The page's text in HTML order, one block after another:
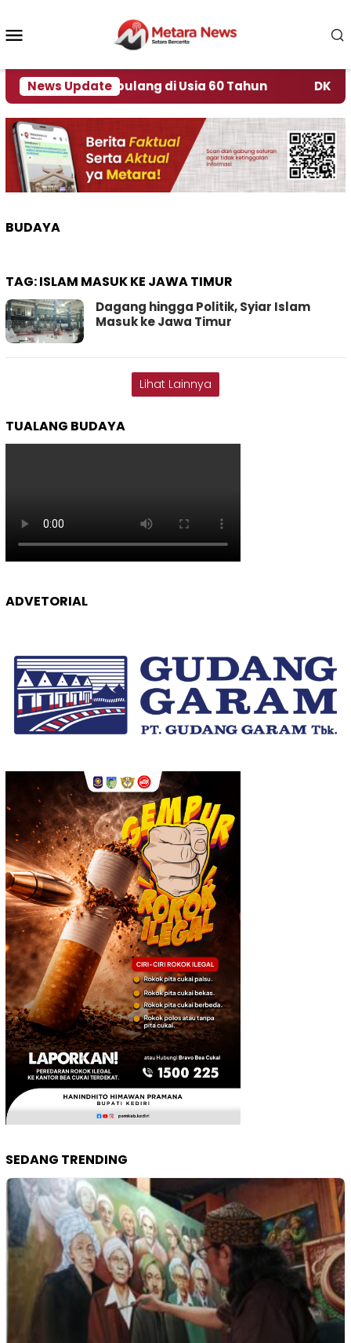
konten
News Update
Berpulang di Usia 60 Tahun DK3
BUDAYA
TAG:ISLAM MASUK KE JAWA TIMUR
Dagang hingga Politik, Syiar Islam
Masuk ke Jawa Timur
Lihat Lainnya
TUALANG BUDAYA
ADVETORIAL
SEDANG TRENDING